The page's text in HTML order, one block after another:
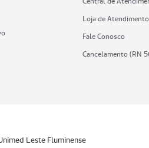
Loja de Atendimento
Fale Conosco
Cancelamento (RN
Leste Fluminense